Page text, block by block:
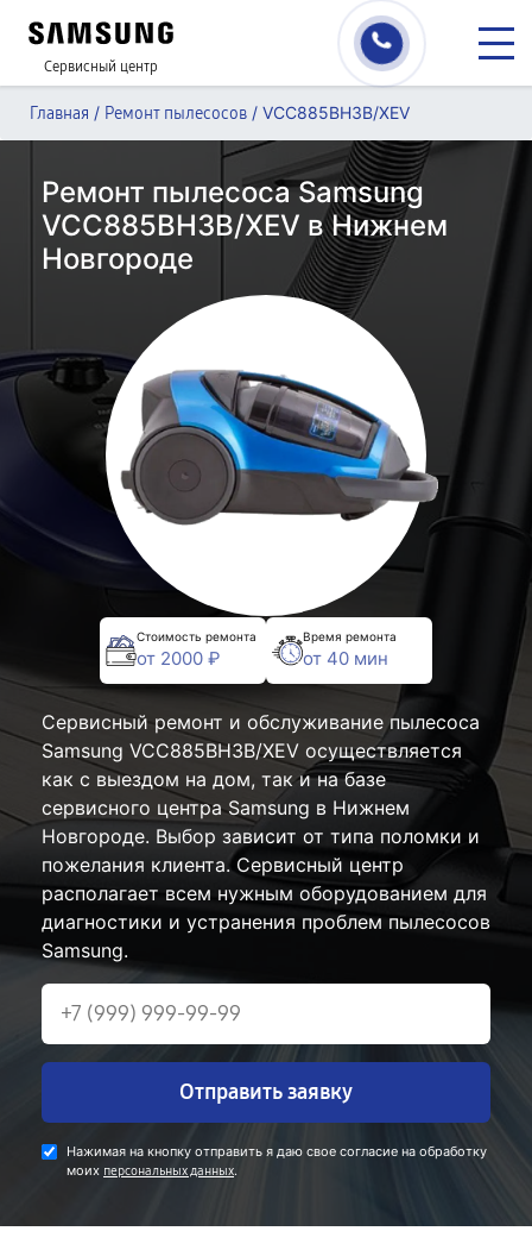
Сервисный центр
Главная / Ремонт пылесосов / VCC885BH3B/XEV
Ремонт пылесоса Samsung
VCC885BH3B/XEV в Нижнем
Новгороде
Стоимость ремонта
от 2000 ₽
Время ремонта
от 40 мин
Сервисный ремонт и обслуживание пылесоса
Samsung VCC885BH3B/XEV осуществляется
как с выездом на дом, так и на базе
сервисного центра Samsung в Нижнем
Новгороде. Выбор зависит от типа поломки и
пожелания клиента. Сервисный центр
располагает всем нужным оборудованием для
диагностики и устранения проблем пылесосов
Samsung.
Отправить заявку
Нажимая на кнопку отправить я даю свое согласие на обработку
моих персональных данных.